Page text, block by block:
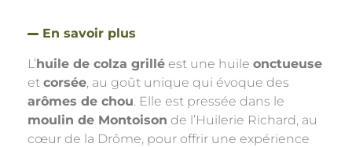
En savoir plus
L’huile de colza grillé est une huile onctueuse
et corsée, au goût unique qui évoque des
arômes de chou. Elle est pressée dans le
moulin de Montoison de l’Huilerie Richard, au
cœur de la Drôme, pour offrir une expérience